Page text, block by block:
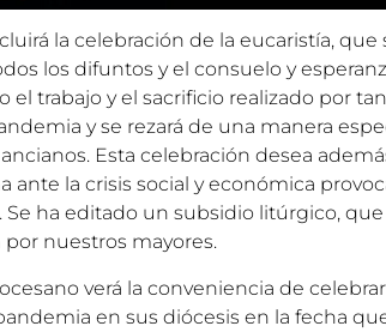
la celebración de la eucaristía,
los difuntos y el consuelo y
el trabajo y el sacrificio realizado por
y se rezará de una manera
Esta celebración desea
ante la crisis social y económica
ha editado un subsidio litúrgico,
por nuestros mayores.
verá la conveniencia de
en sus diócesis en la fecha